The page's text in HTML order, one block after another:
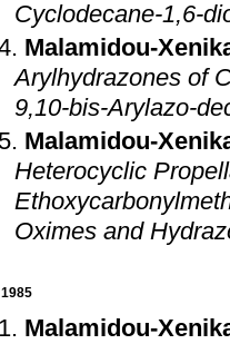
Cyclodecane-1,6-
Malamidou-
Arylhydrazones of
9,10-bis-Arylazo-
Malamidou-
Heterocyclic
Oximes and
1985
Malamidou-